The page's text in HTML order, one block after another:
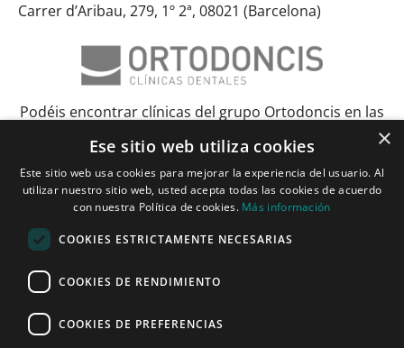
Carrer d’Aribau, 279, 1º 2ª, 08021 (Barcelona)
Podéis encontrar clínicas del grupo Ortodoncis en las
AlbaceteBarcelonaBilbaoCiudad RealElcheGranadaHuelva
Lérida y TarragonaMadrid y TorrejónMálagaMurcia
Vitoria y LogroñoZaragoza
×
Ese sitio web utiliza cookies
Este sitio web usa cookies para mejorar la experiencia del usuario. Al
utilizar nuestro sitio web, usted acepta todas las cookies de acuerdo
con nuestra Política de cookies. Más información
COOKIES ESTRICTAMENTE NECESARIAS
COOKIES DE RENDIMIENTO
COOKIES DE PREFERENCIAS